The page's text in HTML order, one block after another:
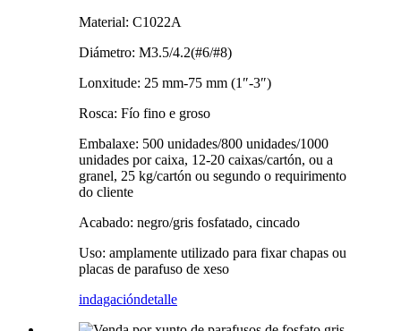
Material: C1022A
Diámetro: M3.5/4.2(#6/#8)
Lonxitude: 25 mm-75 mm (1″-3″)
Rosca: Fío fino e groso
Embalaxe: 500 unidades/800 unidades/1000
unidades por caixa, 12-20 caixas/cartón, ou a
granel, 25 kg/cartón ou segundo o requirimento
do cliente
Acabado: negro/gris fosfatado, cincado
Uso: amplamente utilizado para fixar chapas ou
placas de parafuso de xeso
indagacióndetalle